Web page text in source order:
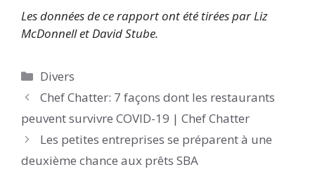
Les données de ce rapport ont été tirées par Liz
McDonnell et David Stube.
Catégories
Divers
Chef Chatter: 7 façons dont les restaurants
peuvent survivre COVID-19 | Chef Chatter
Les petites entreprises se préparent à une
deuxième chance aux prêts SBA